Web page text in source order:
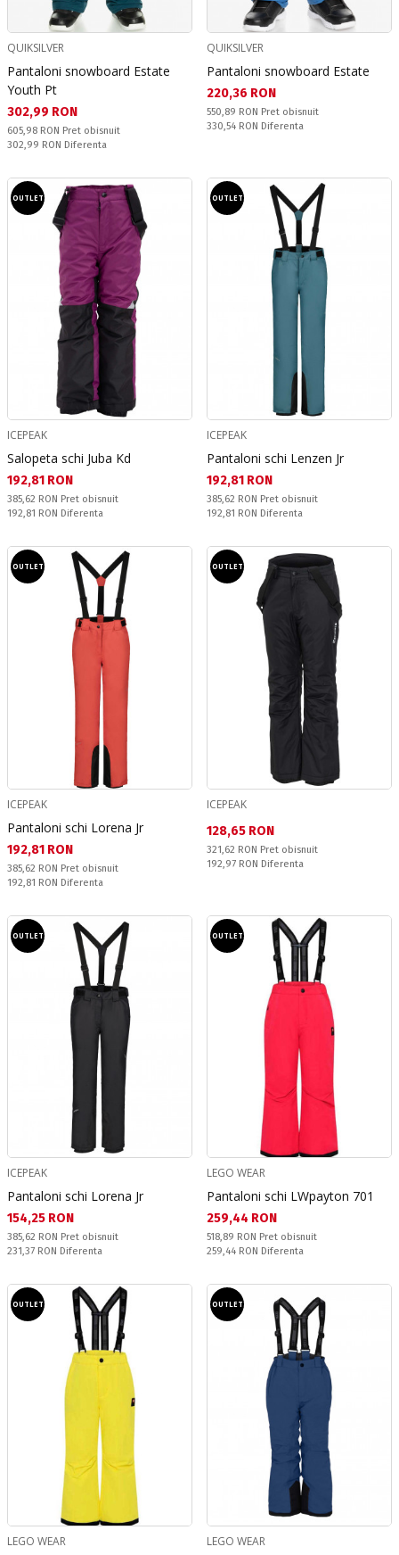
QUIKSILVER
Pantaloni snowboard Estate
Youth Pt
Текуща цена:
302,99 RON
Pret obisnuit:
605,98 RON Pret obisnuit
Спестявате:
302,99 RON Diferenta
QUIKSILVER
Pantaloni snowboard Estate
Текуща цена:
220,36 RON
Pret obisnuit:
550,89 RON Pret obisnuit
Спестявате:
330,54 RON Diferenta
OUTLET
ICEPEAK
Salopeta schi Juba Kd
Текуща цена:
192,81 RON
Pret obisnuit:
385,62 RON Pret obisnuit
Спестявате:
192,81 RON Diferenta
OUTLET
ICEPEAK
Pantaloni schi Lenzen Jr
Текуща цена:
192,81 RON
Pret obisnuit:
385,62 RON Pret obisnuit
Спестявате:
192,81 RON Diferenta
OUTLET
ICEPEAK
Pantaloni schi Lorena Jr
Текуща цена:
192,81 RON
Pret obisnuit:
385,62 RON Pret obisnuit
Спестявате:
192,81 RON Diferenta
OUTLET
ICEPEAK
Текуща цена:
128,65 RON
Pret obisnuit:
321,62 RON Pret obisnuit
Спестявате:
192,97 RON Diferenta
OUTLET
ICEPEAK
Pantaloni schi Lorena Jr
Текуща цена:
154,25 RON
Pret obisnuit:
385,62 RON Pret obisnuit
Спестявате:
231,37 RON Diferenta
OUTLET
LEGO WEAR
Pantaloni schi LWpayton 701
Текуща цена:
259,44 RON
Pret obisnuit:
518,89 RON Pret obisnuit
Спестявате:
259,44 RON Diferenta
OUTLET
LEGO WEAR
OUTLET
LEGO WEAR